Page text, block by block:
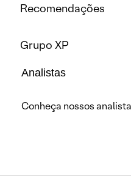
Recomendações
Grupo XP
Analistas
Conheça nossos